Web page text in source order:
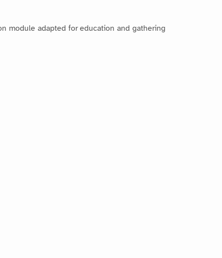
module adapted for education and gathering